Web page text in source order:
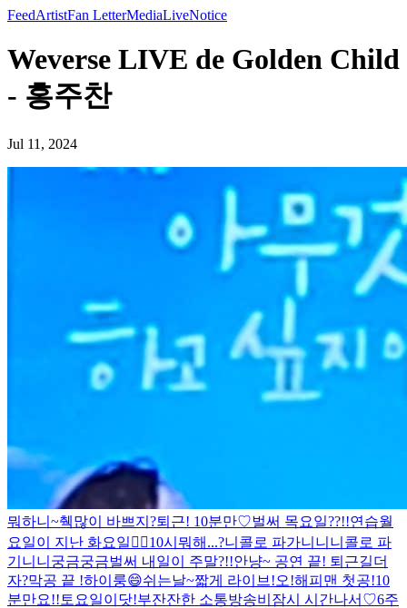
FeedArtistFan LetterMediaLiveNotice
Weverse LIVE de Golden Child
- 홍주찬
Jul 11, 2024
뭐하니~췍많이 바쁘지?퇴근! 10분만♡벌써 목요일??!!연습월
요일이 지난 화요일🙂‍↕️10시 뭐해...?니콜로 파가니니 니콜로 파
기니니 궁금궁금벌써 내일이 주말?!!안냥~ 공연 끝! 퇴근길더
자?막공 끝 !하이룽😄쉬는날~짧게 라이브!오!해피맨 첫공!10
분만요!! 토요일이닷!부잔잔한 소통방송비 잠시 시간나서♡6주